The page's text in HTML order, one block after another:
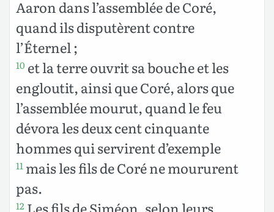
Aaron dans l’assemblée de Coré,
quand ils disputèrent contre
l’Éternel ;
10 et la terre ouvrit sa bouche et les
engloutit, ainsi que Coré, alors que
l’assemblée mourut, quand le feu
dévora les deux cent cinquante
hommes qui servirent d’exemple
11 mais les fils de Coré ne moururent
pas.
12